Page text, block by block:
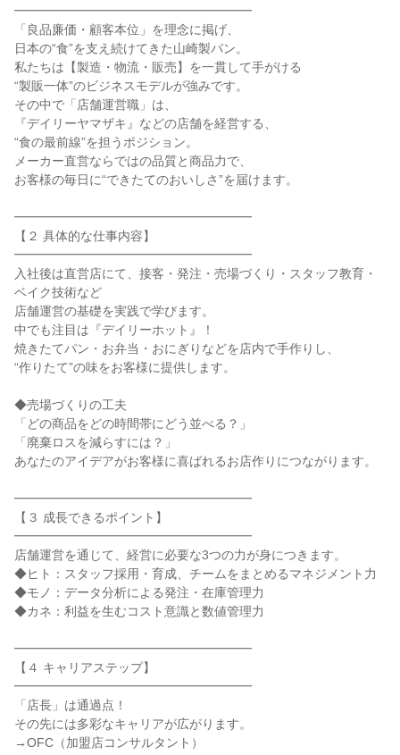
━━━━━━━━━━━━━━━━━━━
「良品廉価・顧客本位」を理念に掲げ、
日本の“食”を支え続けてきた山崎製パン。
私たちは【製造・物流・販売】を一貫して手がける
“製販一体”のビジネスモデルが強みです。
その中で「店舗運営職」は、
『デイリーヤマザキ』などの店舗を経営する、
“食の最前線”を担うポジション。
メーカー直営ならではの品質と商品力で、
お客様の毎日に“できたてのおいしさ”を届けます。
━━━━━━━━━━━━━━━━━━━
【２ 具体的な仕事内容】
━━━━━━━━━━━━━━━━━━━
入社後は直営店にて、接客・発注・売場づくり・スタッフ教育・
ベイク技術など
店舗運営の基礎を実践で学びます。
中でも注目は『デイリーホット』！
焼きたてパン・お弁当・おにぎりなどを店内で手作りし、
“作りたて”の味をお客様に提供します。
◆売場づくりの工夫
「どの商品をどの時間帯にどう並べる？」
「廃棄ロスを減らすには？」
あなたのアイデアがお客様に喜ばれるお店作りにつながります。
━━━━━━━━━━━━━━━━━━━
【３ 成長できるポイント】
━━━━━━━━━━━━━━━━━━━
店舗運営を通じて、経営に必要な3つの力が身につきます。
◆ヒト：スタッフ採用・育成、チームをまとめるマネジメント力
◆モノ：データ分析による発注・在庫管理力
◆カネ：利益を生むコスト意識と数値管理力
━━━━━━━━━━━━━━━━━━━
【４ キャリアステップ】
━━━━━━━━━━━━━━━━━━━
「店長」は通過点！
その先には多彩なキャリアが広がります。
→OFC（加盟店コンサルタント）